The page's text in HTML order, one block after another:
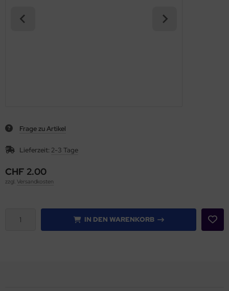
Frage zu Artikel
Lieferzeit: 2-3 Tage
CHF 2.00
zzgl. Versandkosten
IN DEN WARENKORB